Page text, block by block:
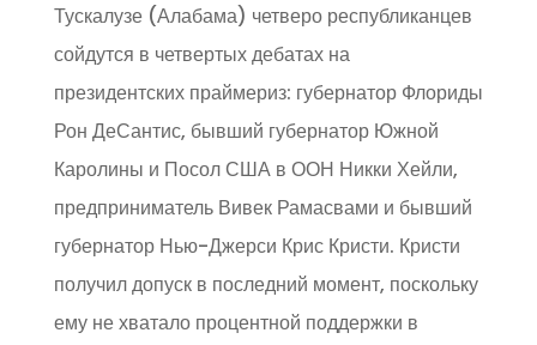
Тускалузе (Алабама) четверо республиканцев
сойдутся в четвертых дебатах на
президентских праймериз: губернатор Флориды
Рон ДеСантис, бывший губернатор Южной
Каролины и Посол США в ООН Никки Хейли,
предприниматель Вивек Рамасвами и бывший
губернатор Нью-Джерси Крис Кристи. Кристи
получил допуск в последний момент, поскольку
ему не хватало процентной поддержки в